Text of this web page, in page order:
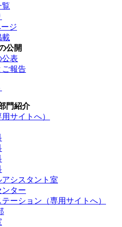
覧
ージ
載
公開
公表
ご報告
門紹介
サイトへ）
アシスタント室
ンター
ーション（専用サイトへ）